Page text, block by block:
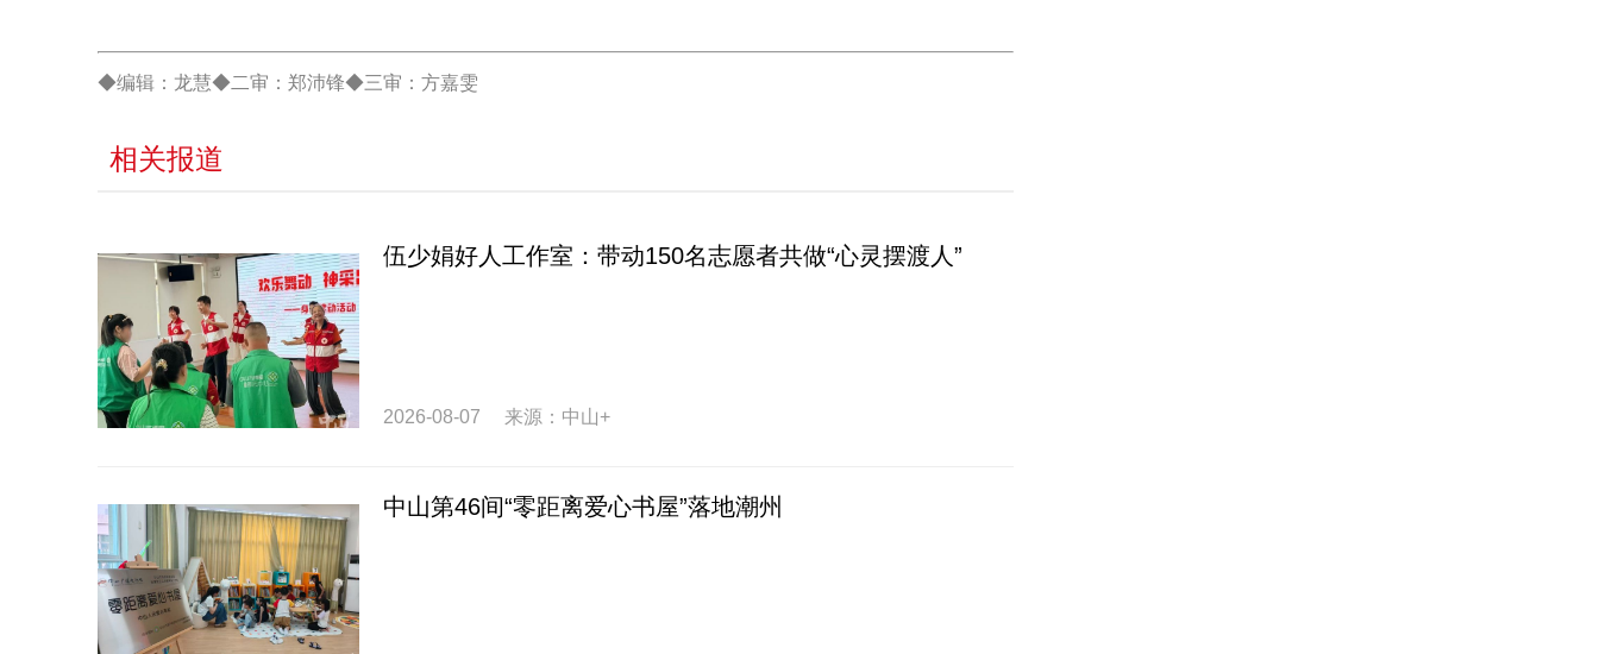
◆编辑：龙慧◆二审：郑沛锋◆三审：方嘉雯
相关报道
伍少娟好人工作室：带动150名志愿者共做“心灵摆渡人”
2026-08-07 来源：中山+
中山第46间“零距离爱心书屋”落地潮州